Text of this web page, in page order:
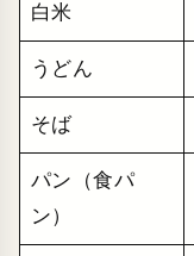
白米
うどん
そば
パン（食パ
ン）